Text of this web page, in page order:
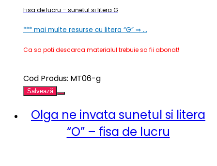
Fisa de lucru – sunetul si litera G
*** mai multe resurse cu litera “G” ⇒ …
Ca sa poti descarca materialul trebuie sa fii abonat!
Cod Produs: MT06-g
Salvează
Olga ne invata sunetul si litera
“O” – fisa de lucru